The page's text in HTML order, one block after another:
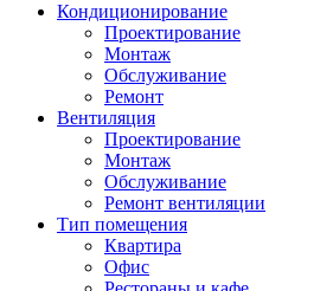
Кондиционирование
Проектирование
Монтаж
Обслуживание
Ремонт
Вентиляция
Проектирование
Монтаж
Обслуживание
Ремонт вентиляции
Тип помещения
Квартира
Офис